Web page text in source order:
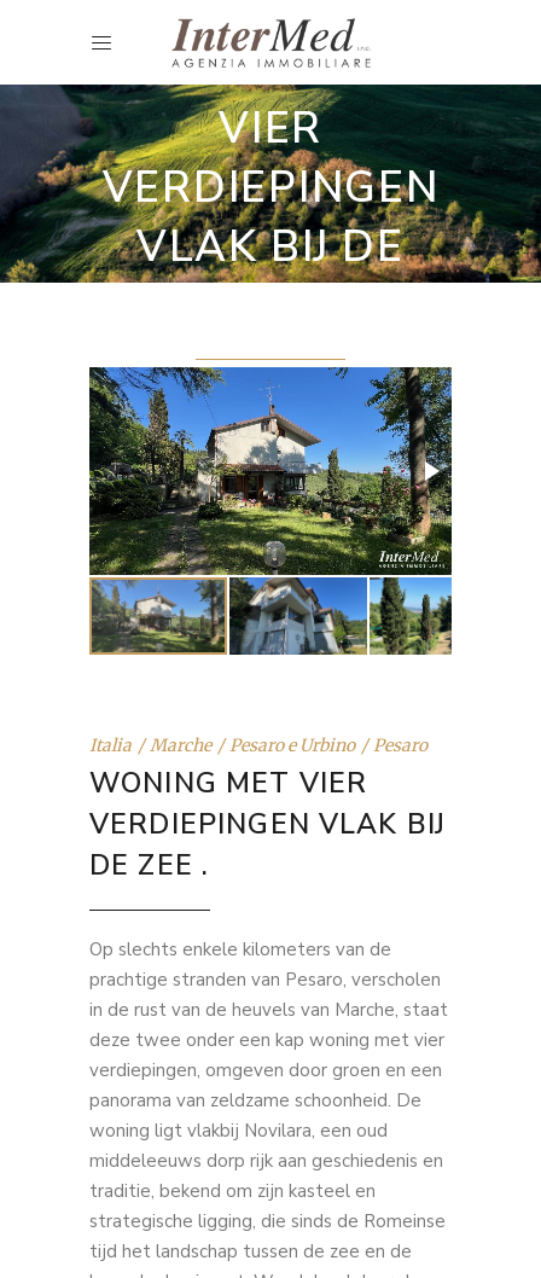
Apartement in Project
WONING MET
VIER
VERDIEPINGEN
VLAK BIJ DE
Italia Marche Pesaro e Urbino Pesaro
WONING MET VIER
VERDIEPINGEN VLAK BIJ
DE ZEE .
Op slechts enkele kilometers van de
prachtige stranden van Pesaro, verscholen
in de rust van de heuvels van Marche, staat
deze twee onder een kap woning met vier
verdiepingen, omgeven door groen en een
panorama van zeldzame schoonheid. De
woning ligt vlakbij Novilara, een oud
middeleeuws dorp rijk aan geschiedenis en
traditie, bekend om zijn kasteel en
strategische ligging, die sinds de Romeinse
tijd het landschap tussen de zee en de